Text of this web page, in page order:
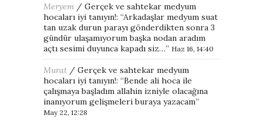
Meryem / Gerçek ve sahtekar medyum
hocaları iyi tanıyın!: “Arkadaşlar medyum suat
tan uzak durun parayı gönderdikten sonra 3
gündür ulaşamıyorum başka nodan aradım
açtı sesimi duyunca kapadı siz…” Haz 16, 14:40
Murat / Gerçek ve sahtekar medyum
hocaları iyi tanıyın!: “Bende ali hoca ile
çalışmaya başladım allahin izniyle olacağına
inanıyorum gelişmeleri buraya yazacam”
May 22, 12:28